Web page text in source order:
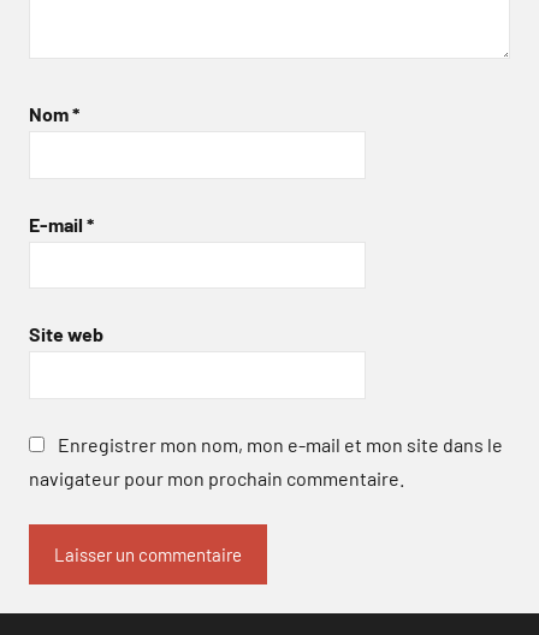
Nom*
E-mail *
Site web
Enregistrer mon nom, mon e-mail et mon site dans le
navigateur pour mon prochain commentaire.